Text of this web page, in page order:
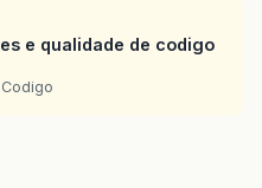
e qualidade de codigo